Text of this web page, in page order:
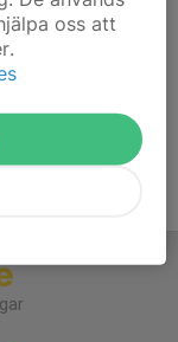
oss att